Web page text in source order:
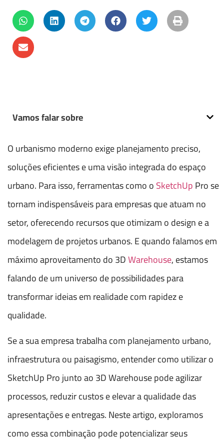
Vamos falar sobre
O urbanismo moderno exige planejamento preciso,
soluções eficientes e uma visão integrada do espaço
urbano. Para isso, ferramentas como oSketchUpPro se
tornam indispensáveis para empresas que atuam no
setor, oferecendo recursos que otimizam o design e a
modelagem de projetos urbanos. E quando falamos em
máximo aproveitamento do 3DWarehouse, estamos
falando de um universo de possibilidades para
transformar ideias em realidade com rapidez e
qualidade.
Se a sua empresa trabalha com planejamento urbano,
infraestrutura ou paisagismo, entender como utilizar o
SketchUp Pro junto ao 3D Warehouse pode agilizar
processos, reduzir custos e elevar a qualidade das
apresentações e entregas. Neste artigo, exploramos
como essa combinação pode potencializar seus